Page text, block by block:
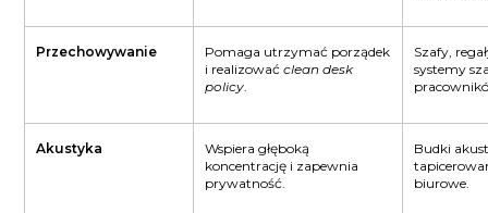
Przechowywanie
Pomaga utrzymać porządek
i realizowaćclean desk
policy.
Szafy,
systemy
Akustyka
Wspiera głęboką
koncentrację i zapewnia
prywatność.
Budki
biurowe.